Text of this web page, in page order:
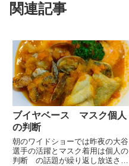
関連記事
ブイヤベース マスク個人
の判断
朝のワイドショーでは昨夜の大谷
選手の活躍とマスク着用は個人の
判断 の話題が繰り返し放送され